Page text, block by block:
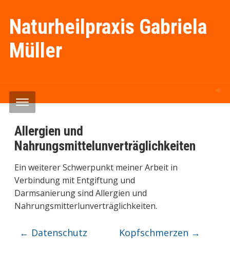
Naturheilpraxis Gabriela
Müller
Allergien und
Nahrungsmittelunverträglichkeiten
Ein weiterer Schwerpunkt meiner Arbeit in
Verbindung mit Entgiftung und
Darmsanierung sind Allergien und
Nahrungsmitterlunverträglichkeiten.
← Datenschutz Kopfschmerzen →